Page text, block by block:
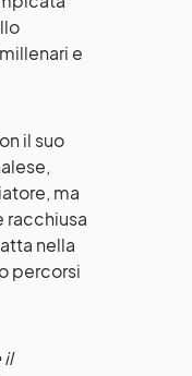
e
il suo
ma
racchiusa
nella
percorsi
il